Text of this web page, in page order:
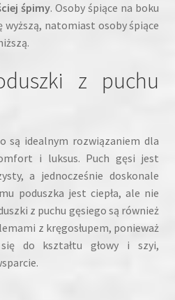
śpimy. Osoby śpiące na boku
wyższą, natomiast osoby śpiące
z puchu
są idealnym rozwiązaniem dla
i luksus. Puch gęsi jest
a jednocześnie doskonale
poduszka jest ciepła, ale nie
z puchu gęsiego są również
z kręgosłupem, ponieważ
się do kształtu głowy i szyi,